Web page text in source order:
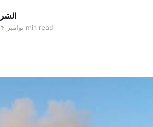
۱۲ نوامبر ۲۰۱۴ 2 min read